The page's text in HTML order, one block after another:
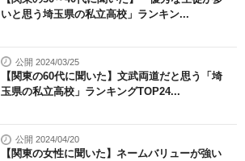
いと思う埼玉県の私立高校」ランキン...
公開 2024/03/25
【関東の60代に聞いた】文武両道だと思う「埼
玉県の私立高校」ランキングTOP24...
公開 2024/04/20
【関東の女性に聞いた】ネームバリューが強い